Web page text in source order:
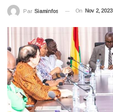
Par Siaminfos On Nov 2, 2023